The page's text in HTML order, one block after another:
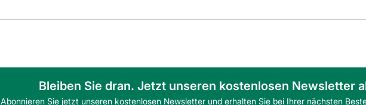
Bleiben Sie dran. Jetzt unseren kostenlosen Newsletter
Abonnieren Sie jetzt unseren kostenlosen Newsletter und erhalten Sie bei Ihrer nächsten